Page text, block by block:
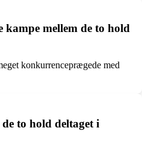
kampe mellem de to hold
konkurrenceprægede med
to hold deltaget i